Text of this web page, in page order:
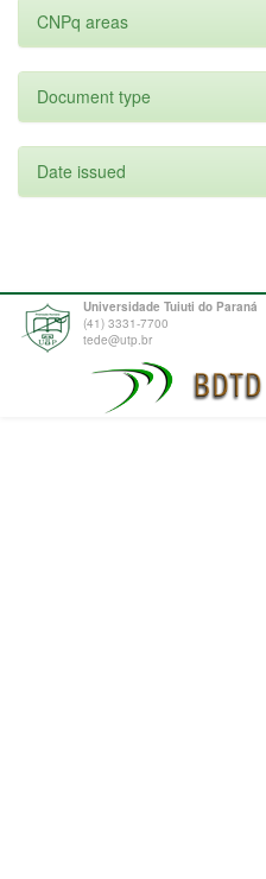
CNPq areas
Document type
Date issued
Universidade Tuiuti do Paraná
(41) 3331-7700
tede@utp.br